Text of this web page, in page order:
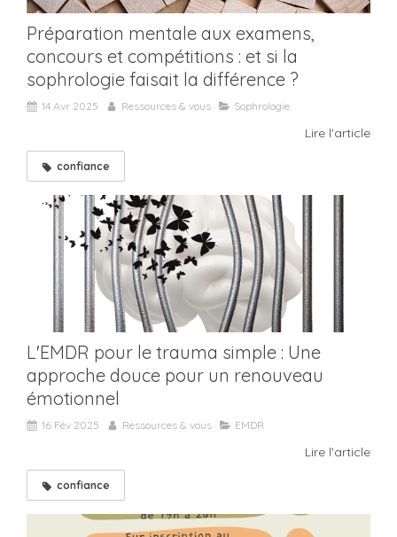
Préparation mentale aux examens,
concours et compétitions : et si la
sophrologie faisait la différence ?
14 Avr 2025 Ressources & vous Sophrologie
Lire l'article
confiance
L'EMDR pour le trauma simple : Une
approche douce pour un renouveau
émotionnel
16 Fév 2025 Ressources & vous EMDR
Lire l'article
confiance